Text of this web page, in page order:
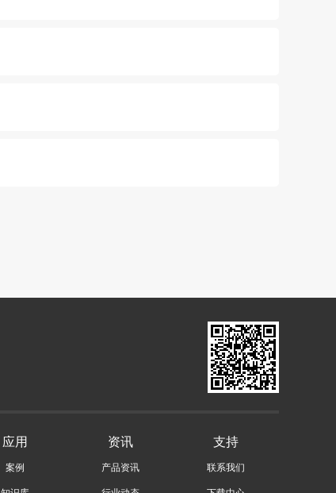
应用
案例
资讯
产品资讯
支持
联系我们